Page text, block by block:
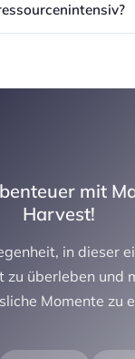
mit
Harvest!
in dieser
überleben und
Momente zu